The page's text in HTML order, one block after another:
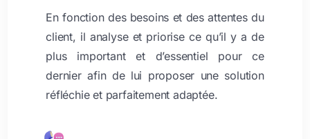
En fonction des besoins et des attentes du
client, il analyse et priorise ce qu’il y a de
plus important et d’essentiel pour ce
dernier afin de lui proposer une solution
réfléchie et parfaitement adaptée.